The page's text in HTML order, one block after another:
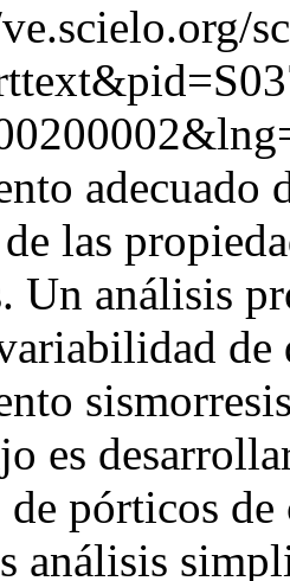
adecuado
las
Un análisis
de
es
pórticos de
análisis